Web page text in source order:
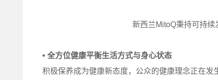
新西兰MitoQ秉持可持
• 全方位健康平衡生活方式与身心状态
积极保养成为健康新态度，公众的健康理念正在发